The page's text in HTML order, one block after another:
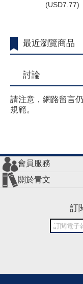
(USD7.77)
最近瀏覽商品
討論
請注意，網路留言
規範。
會員服務
會員辦法
客服信箱
隱私條款
網站導覽
關於青文
訂